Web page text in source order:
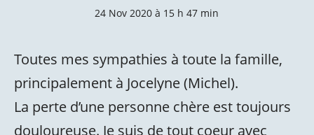
24 Nov 2020 à 15 h 47 min
Toutes mes sympathies à toute la famille,
principalement à Jocelyne (Michel).
La perte d’une personne chère est toujours
douloureuse. Je suis de tout coeur avec